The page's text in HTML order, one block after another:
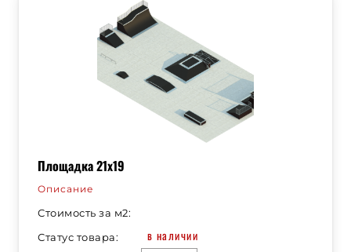
Площадка 21х19
Описание
Стоимость за м2:
Статус товара:
в наличии